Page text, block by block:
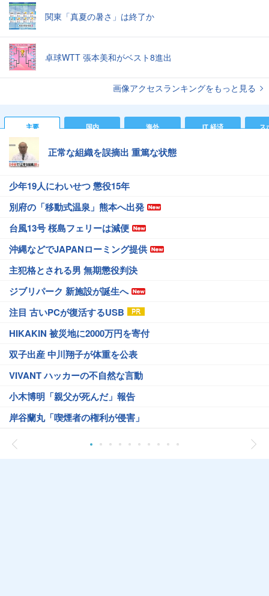
関東「真夏の暑さ」は終了か
卓球WTT 張本美和がベスト8進出
画像アクセスランキングをもっと見る
主要 国内 海外 IT 経済 ス
正常な組織を誤摘出 重篤な状態
少年19人にわいせつ 懲役15年
別府の「移動式温泉」熊本へ出発
台風13号 桜島フェリーは減便
沖縄などでJAPANローミング提供
主犯格とされる男 無期懲役判決
ジブリパーク 新施設が誕生へ
注目 古いPCが復活するUSB
HIKAKIN 被災地に2000万円を寄付
双子出産 中川翔子が体重を公表
VIVANT ハッカーの不自然な言動
小木博明「親父が死んだ」報告
岸谷蘭丸「喫煙者の権利が侵害」